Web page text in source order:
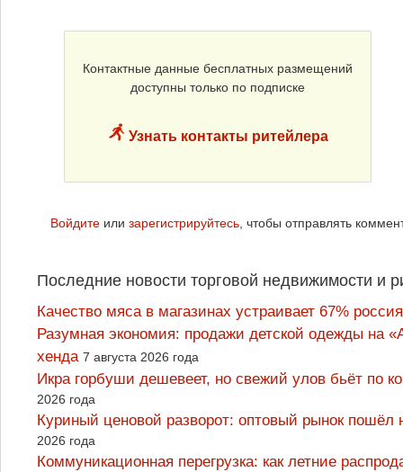
Контактные данные бесплатных размещений
доступны только по подписке
Узнать контакты ритейлера
Войдите или зарегистрируйтесь, чтобы отправлять
Последние новости торговой недвижимости и
Качество мяса в магазинах устраивает 67%
Разумная экономия: продажи детской одежды на
хенда 7 августа 2026 года
Икра горбуши дешевеет, но свежий улов бьёт по
2026 года
Куриный ценовой разворот: оптовый рынок
2026 года
Коммуникационная перегрузка: как летние